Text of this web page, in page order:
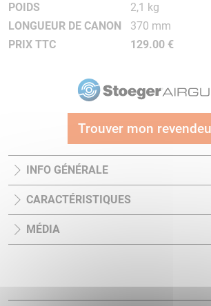
POIDS
2,1 kg
LONGUEUR DE CANON
370 mm
PRIX TTC
129.00 €
Trouver mon
INFO GÉNÉRALE
CARACTÉRISTIQUES
MÉDIA